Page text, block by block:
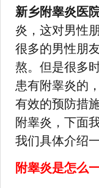
新乡附睾炎医
炎，这对男性
很多的男性朋
熬。但是很多
患有附睾炎的
有效的预防措
附睾炎，下面
我们具体介绍
附睾炎是怎么